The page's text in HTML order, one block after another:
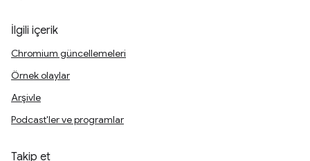
İlgili içerik
Chromium güncellemeleri
Örnek olaylar
Arşivle
Podcast'ler ve programlar
Takip et